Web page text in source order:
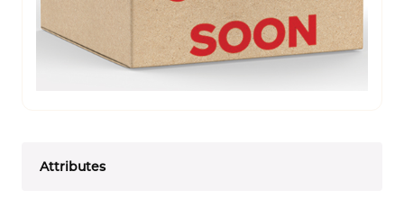
Attributes